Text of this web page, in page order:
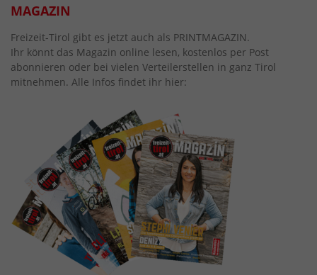
MAGAZIN
Freizeit-Tirol gibt es jetzt auch als PRINTMAGAZIN.
Ihr könnt das Magazin online lesen, kostenlos per Post
abonnieren oder bei vielen Verteilerstellen in ganz Tirol
mitnehmen. Alle Infos findet ihr hier: